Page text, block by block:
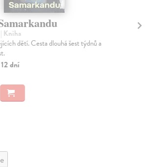
| Kniha
dětí. Cesta dlouhá šest týdnů a
dní